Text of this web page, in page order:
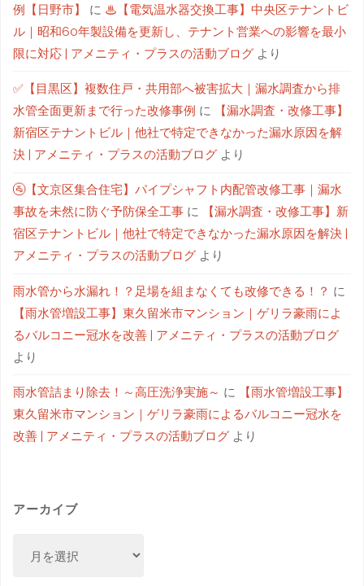
例【日野市】
に ♨【電気温水器交換工事】中央区テナントビ
ル｜昭和60年製設備を更新し、テナント営業への影響を最小
限に対応 | アメニティ・プラスの活動ブログ より
✅【目黒区】複数住戸・共用部へ被害拡大｜漏水調査から排
水管全面更新まで行った改修事例 に
【漏水調査・改修工事】
新宿区テナントビル｜他社で特定できなかった漏水原因を解
決 | アメニティ・プラスの活動ブログ より
🚰【文京区集合住宅】パイプシャフト内配管改修工事｜漏水
事故を未然に防ぐ予防保全工事 に
【漏水調査・改修工事】新
宿区テナントビル｜他社で特定できなかった漏水原因を解決 |
アメニティ・プラスの活動ブログ より
雨水管から水漏れ！？足場を組まなくても改修できる！？ に
【雨水管増設工事】東久留米市マンション｜ゲリラ豪雨によ
るバルコニー冠水を改善 | アメニティ・プラスの活動ブログ
より
雨水管詰まり除去！～高圧洗浄実施～ に
【雨水管増設工事】
東久留米市マンション｜ゲリラ豪雨によるバルコニー冠水を
改善 | アメニティ・プラスの活動ブログ より
アーカイブ